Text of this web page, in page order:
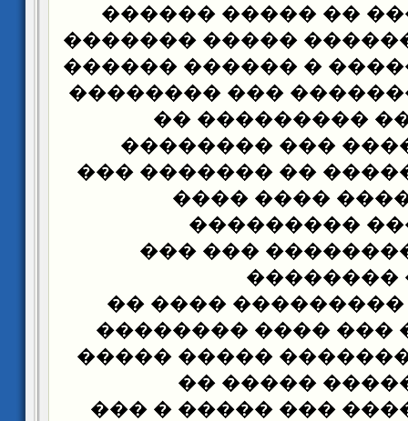
�������� ���� ��
������ �� �������
�������� ������ �
��������� �������
. ����� ������
�������� � ����
��� ����� ������ ��
����� � ���
��������
�������� �
����
����������
���� � ����� ���
�� ������ � �������
������ �
������ ��� ����